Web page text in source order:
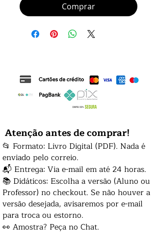
Comprar
Atenção antes de comprar!
📂 Formato: Livro Digital (PDF). Nada é
enviado pelo correio.
📬 Entrega: Via e-mail em até 24 horas.
📚 Didáticos: Escolha a versão (Aluno ou
Professor) no checkout. Se não houver a
versão desejada, avisaremos por e-mail
para troca ou estorno.
👀 Amostra? Peça no Chat.